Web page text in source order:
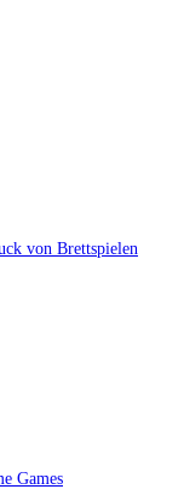
von Brettspielen
Games